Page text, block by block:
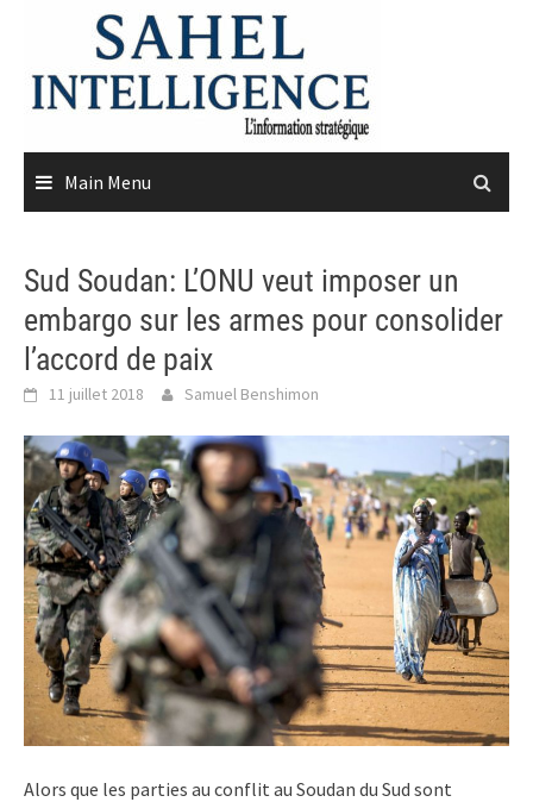
content
Main Menu
Sud Soudan: L’ONU veut imposer un
embargo sur les armes pour consolider
l’accord de paix
11 juillet 2018 Samuel Benshimon
Alors que les parties au conflit au Soudan du Sud sont